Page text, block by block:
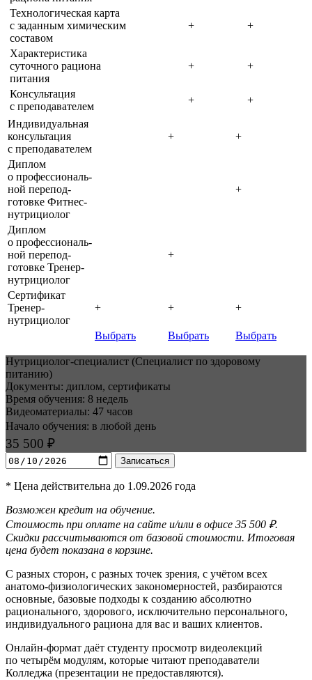
Техноло­гическая карта
с заданным химическим
составом
+ +
Характе­ристика
суточного рациона
питания
+ +
Консультация
с преподава­телем
+
+
Индивидуальная
консультация
с преподавателем
+ +
Диплом
о профессиональ­
ной перепод­
готовке Фитнес-
нутрициолог
+
Диплом
о профессиональ­
ной перепод­
готовке Тренер-
нутрициолог
+
Сертификат
Тренер-
нутрициолог
+ + +
Выбрать Выбрать Выбрать
Нутрициолог-специалист (Специалист по здоровому
питанию)
Документы: диплом, сертификаты
Время обучения: 8 недель
Видеоматериалы: 47 часов
Начало обучения: в любой день
35 500 ₽
Записаться
* Цена действительна до 1.09.2026 года
Возможен кредит на обучение.
Стоимость при оплате на сайте и/или в офисе 35 500 ₽.
Скидки рассчитываются от базовой стоимости. Итоговая
цена будет показана в корзине.
С разных сторон, с разных точек зрения, с учётом всех
анатомо-физиологи­ческих закономерностей, разбираются
основные, базовые подходы к созданию абсолютно
рационального, здорового, исключительно персональ­ного,
индивидуального рациона для вас и ваших клиентов.
Онлайн-формат даёт студенту просмотр видеолекций
по четырём модулям, которые читают преподаватели
Колледжа (презентации не предоставляются).